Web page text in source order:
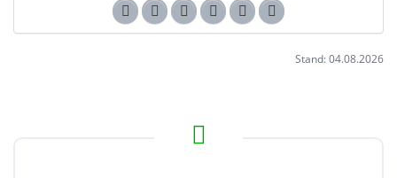
Stand: 04.08.2026